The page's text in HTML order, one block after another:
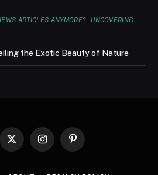
ARTICLES ANYMORE? : UNCOVERING
the Exotic Beauty of Nature
X
InstagramPinterest